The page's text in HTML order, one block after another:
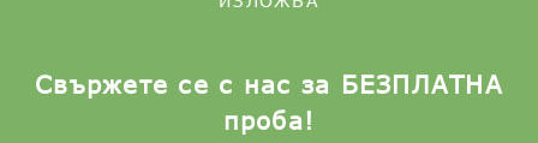
Свържете се с нас за БЕЗПЛАТНА
проба!